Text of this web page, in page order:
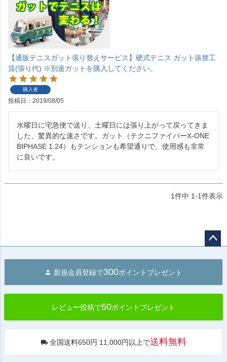
【通販テニスガット張り替えサービス】硬式テニス ガット張替工
賃(張り代) ※別途ガットを購入してください。
購入者
投稿日 2019/08/05
水曜日に宅急便で送り、土曜日には張り上がって戻ってきま
した、驚異的な速さです。ガット（テクニファイバーX-ONE
BIPHASE 1.24）もテンションも希望通りで、使用感も非常
に良いです。
1件中 1-1件表示
へ
新規会員登録で300ポイントプレゼント
レビュー投稿で50ポイントプレゼント
全国送料650円 11,000円以上で送料無料